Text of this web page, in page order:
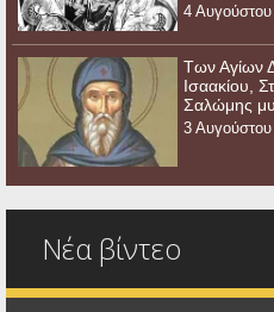
4 Αυγούστου
Των Αγίων
Ισαακίου,
Σαλώμης
3 Αυγούστου
Νέα βίντεο